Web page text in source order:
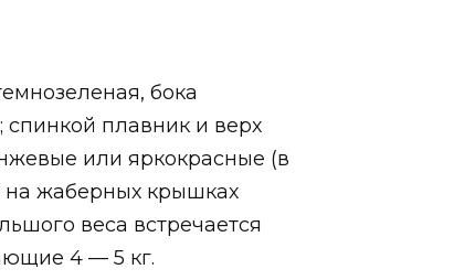
бока
плавник и верх
или яркокрасные (в
на жаберных крышках
веса встречается
4 — 5 кг.